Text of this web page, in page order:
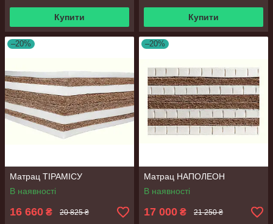
Купити Купити
–20%
Матрац ТІРАМІСУ
В наявності
16 660 ₴ 20 825 ₴
–20%
Матрац НАПОЛЕОН
В наявності
17 000 ₴ 21 250 ₴